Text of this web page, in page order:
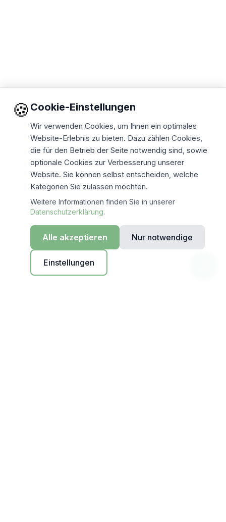
🍪 Cookie-Einstellungen
Wir verwenden Cookies, um Ihnen ein optimales
Website-Erlebnis zu bieten. Dazu zählen Cookies,
die für den Betrieb der Seite notwendig sind, sowie
optionale Cookies zur Verbesserung unserer
Website. Sie können selbst entscheiden, welche
Kategorien Sie zulassen möchten.
Weitere Informationen finden Sie in unserer
Datenschutzerklärung.
Alle akzeptieren Nur notwendige
Einstellungen